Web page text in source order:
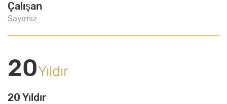
Çalışan
Sayımız
20Yıldır
20 Yıldır